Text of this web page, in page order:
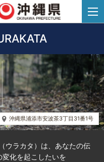
沖縄県浦添市安波茶3丁目31番1号
ウラカタ）は、あなたの伝
変化を起こしたいを